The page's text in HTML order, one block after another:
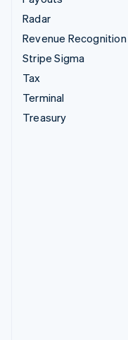
Radar
Revenue Recognition
Stripe Sigma
Tax
Terminal
Treasury